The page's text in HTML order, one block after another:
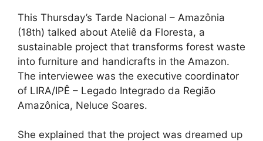
This Thursday’s Tarde Nacional – Amazônia
(18th) talked about Ateliê da Floresta, a
sustainable project that transforms forest waste
into furniture and handicrafts in the Amazon.
The interviewee was the executive coordinator
of LIRA/IPÊ – Legado Integrado da Região
Amazônica, Neluce Soares.
She explained that the project was dreamed up